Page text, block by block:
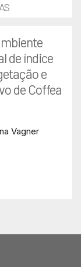
de índice
e
de Coffea
Vagner